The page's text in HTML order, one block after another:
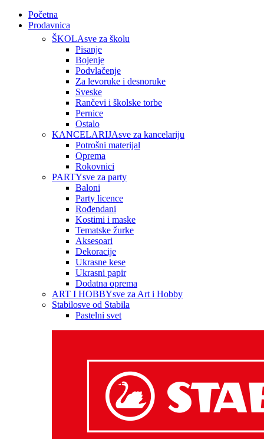
Početna
Prodavnica
ŠKOLAsve za školu
Pisanje
Bojenje
Podvlačenje
Za levoruke i desnoruke
Sveske
Rančevi i školske torbe
Pernice
Ostalo
KANCELARIJAsve za kancelariju
Potrošni materijal
Oprema
Rokovnici
PARTYsve za party
Baloni
Party licence
Rođendani
Kostimi i maske
Tematske žurke
Aksesoari
Dekoracije
Ukrasne kese
Ukrasni papir
Dodatna oprema
ART I HOBBYsve za Art i Hobby
Stabilosve od Stabila
Pastelni svet